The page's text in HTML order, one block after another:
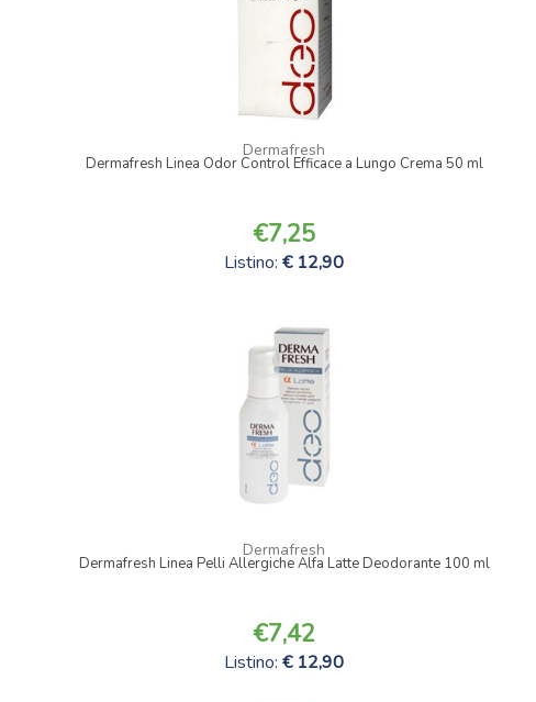
Dermafresh
Dermafresh Linea Odor Control Efficace a Lungo Crema 50 ml
7,25
Listino:12,90
Dermafresh
Dermafresh Linea Pelli Allergiche Alfa Latte Deodorante 100 ml
7,42
Listino:12,90